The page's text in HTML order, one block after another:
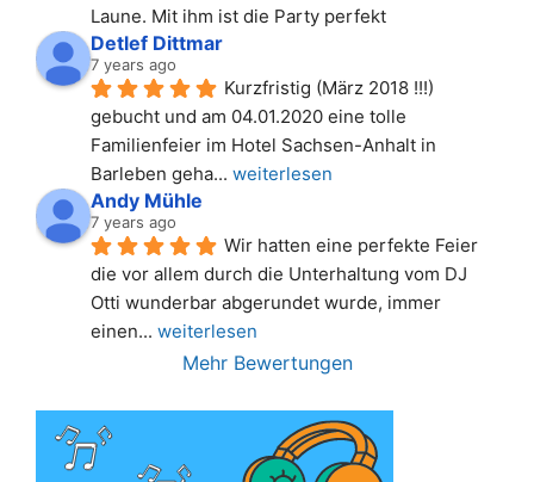
Laune. Mit ihm ist die Party perfekt
Detlef Dittmar
7 years ago
Kurzfristig (März 2018 !!!)
gebucht und am 04.01.2020 eine tolle
Familienfeier im Hotel Sachsen-Anhalt in
Barleben geha... weiterlesen
Andy Mühle
7 years ago
Wir hatten eine perfekte Feier
die vor allem durch die Unterhaltung vom DJ
Otti wunderbar abgerundet wurde, immer
einen... weiterlesen
Mehr Bewertungen